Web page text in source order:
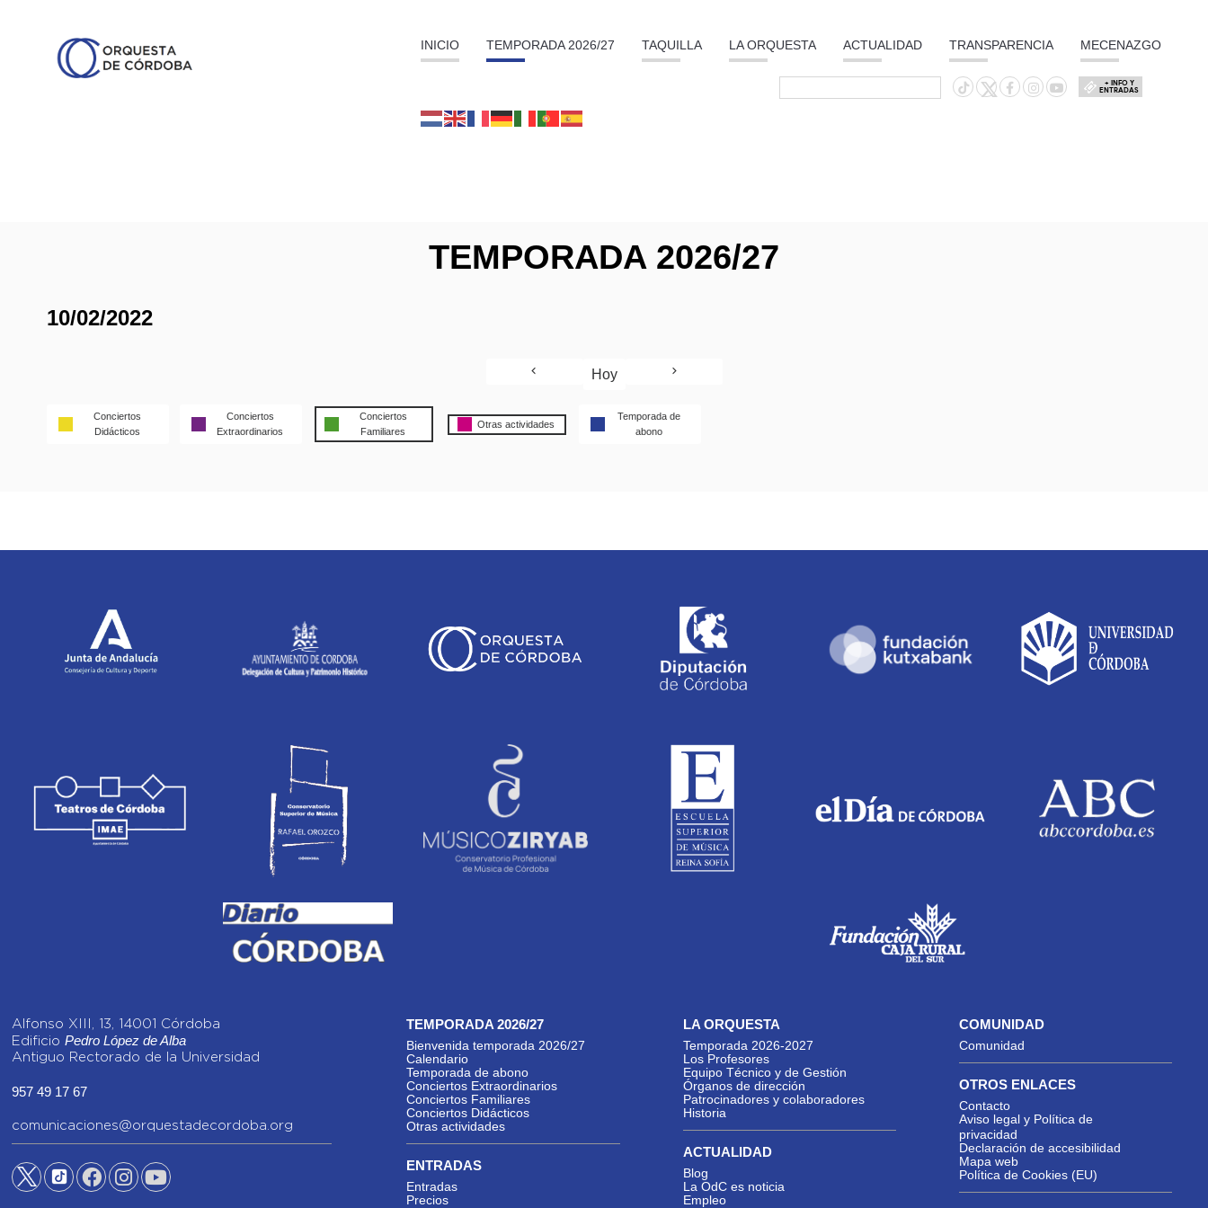
INICIO TEMPORADA 2026/27 TAQUILLA LA ORQUESTA ACTUALIDAD TRANSPARENCIA MECENAZGO
+ INFO Y
ENTRADAS
TEMPORADA 2026/27
10/02/2022
Hoy
Conciertos
Didácticos
Conciertos
Extraordinarios
Conciertos
Familiares
Otras actividades
Temporada de
abono
Alfonso XIII, 13, 14001 Córdoba
Edificio Pedro López de Alba
Antiguo Rectorado de la Universidad
957 49 17 67
comunicaciones@orquestadecordoba.org
TEMPORADA 2026/27
Bienvenida temporada 2026/27
Calendario
Temporada de abono
Conciertos Extraordinarios
Conciertos Familiares
Conciertos Didácticos
Otras actividades
ENTRADAS
Entradas
Precios
LA ORQUESTA
Temporada 2026-2027
Los Profesores
Equipo Técnico y de Gestión
Órganos de dirección
Patrocinadores y colaboradores
Historia
ACTUALIDAD
Blog
La OdC es noticia
Empleo
COMUNIDAD
Comunidad
OTROS ENLACES
Contacto
Aviso legal y Política de
privacidad
Declaración de accesibilidad
Mapa web
Política de Cookies (EU)